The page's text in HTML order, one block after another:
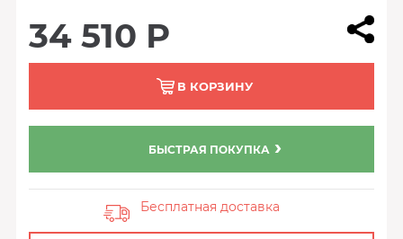
34 510 Р
В КОРЗИНУ
БЫСТРАЯ ПОКУПКА
Бесплатная доставка